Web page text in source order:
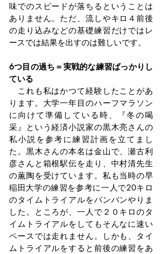
味でのスピードが落ちるということは
ありません。ただ、流しやキロ４前後
の走り込みなどの基礎練習だけではレ
ースでは結果を出すのは難しいです。
6つ目の過ち＝実戦的な練習ばっかりし
ている
これも私はかつて経験したことがあ
ります。大学一年目のハーフマラソン
に向けて準備している時、『冬の喝
采』という経済小説家の黒木亮さんの
私小説を参考に練習計画を立てまし
た。黒木さんの本名は金山で、瀬古利
彦さんと箱根駅伝を走り、中村清先生
の薫陶を受けています。私も当時の早
稲田大学の練習を参考に一人で20キロ
のタイムトライアルをバンバンやりま
した。ところが、一人で２０キロのタ
イムトライアルをしてもそんなに速い
ペースでは走れません。しかも、タイ
ムトライアルをすると前後の練習をあ